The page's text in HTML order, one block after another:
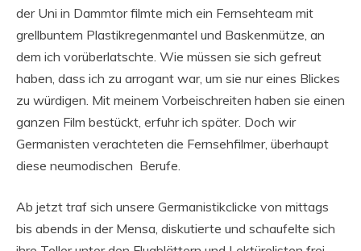
der Uni in Dammtor filmte mich ein Fernsehteam mit
grellbuntem Plastikregenmantel und Baskenmütze, an
dem ich vorüberlatschte. Wie müssen sie sich gefreut
haben, dass ich zu arrogant war, um sie nur eines Blickes
zu würdigen. Mit meinem Vorbeischreiten haben sie einen
ganzen Film bestückt, erfuhr ich später. Doch wir
Germanisten verachteten die Fernsehfilmer, überhaupt
diese neumodischen Berufe.
Ab jetzt traf sich unsere Germanistikclicke von mittags
bis abends in der Mensa, diskutierte und schaufelte sich